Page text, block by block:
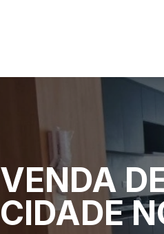
VENDA
CIDADE